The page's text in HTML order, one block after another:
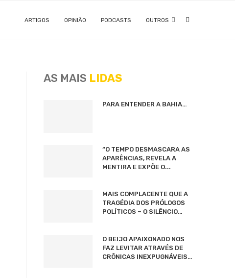
ARTIGOS OPINIÃO PODCASTS OUTROS
AS MAIS LIDAS
PARA ENTENDER A BAHIA…
“O TEMPO DESMASCARA AS
APARÊNCIAS, REVELA A
MENTIRA E EXPÕE O...
MAIS COMPLACENTE QUE A
TRAGÉDIA DOS PRÓLOGOS
POLÍTICOS – O SILÊNCIO…
O BEIJO APAIXONADO NOS
FAZ LEVITAR ATRAVÉS DE
CRÔNICAS INEXPUGNÁVEIS…